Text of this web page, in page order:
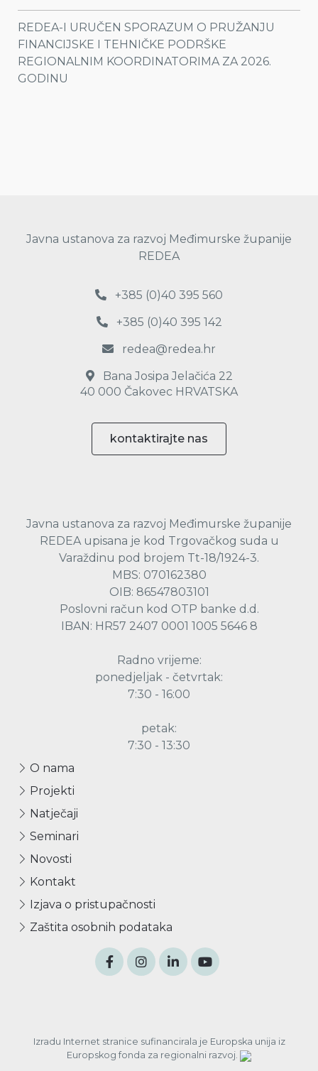
REDEA-I URUČEN SPORAZUM O PRUŽANJU
FINANCIJSKE I TEHNIČKE PODRŠKE
REGIONALNIM KOORDINATORIMA ZA 2026.
GODINU
Javna ustanova za razvoj Međimurske županije
REDEA
+385 (0)40 395 560
+385 (0)40 395 142
redea@redea.hr
Bana Josipa Jelačića 22
40 000 Čakovec HRVATSKA
kontaktirajte nas
Javna ustanova za razvoj Međimurske županije
REDEA upisana je kod Trgovačkog suda u
Varaždinu pod brojem Tt-18/1924-3.
MBS: 070162380
OIB: 86547803101
Poslovni račun kod OTP banke d.d.
IBAN: HR57 2407 0001 1005 5646 8
Radno vrijeme:
ponedjeljak - četvrtak:
7:30 - 16:00
petak:
7:30 - 13:30
O nama
Projekti
Natječaji
Seminari
Novosti
Kontakt
Izjava o pristupačnosti
Zaštita osobnih podataka
Izradu Internet stranice sufinancirala je Europska unija iz
Europskog fonda za regionalni razvoj.